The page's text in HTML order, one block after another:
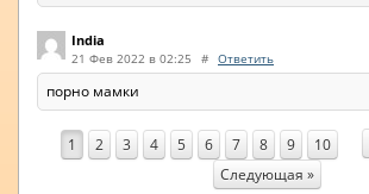
India
21 Фев 2022 в 02:25 # Ответить
порно мамки
1 2 3 4 5 6 7 8 9
10
Следующая »